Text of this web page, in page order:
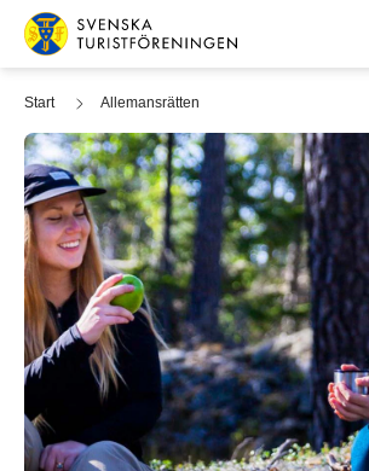
Hoppa till innehåll
Svenska Turistföreningen
Start Allemansrätten